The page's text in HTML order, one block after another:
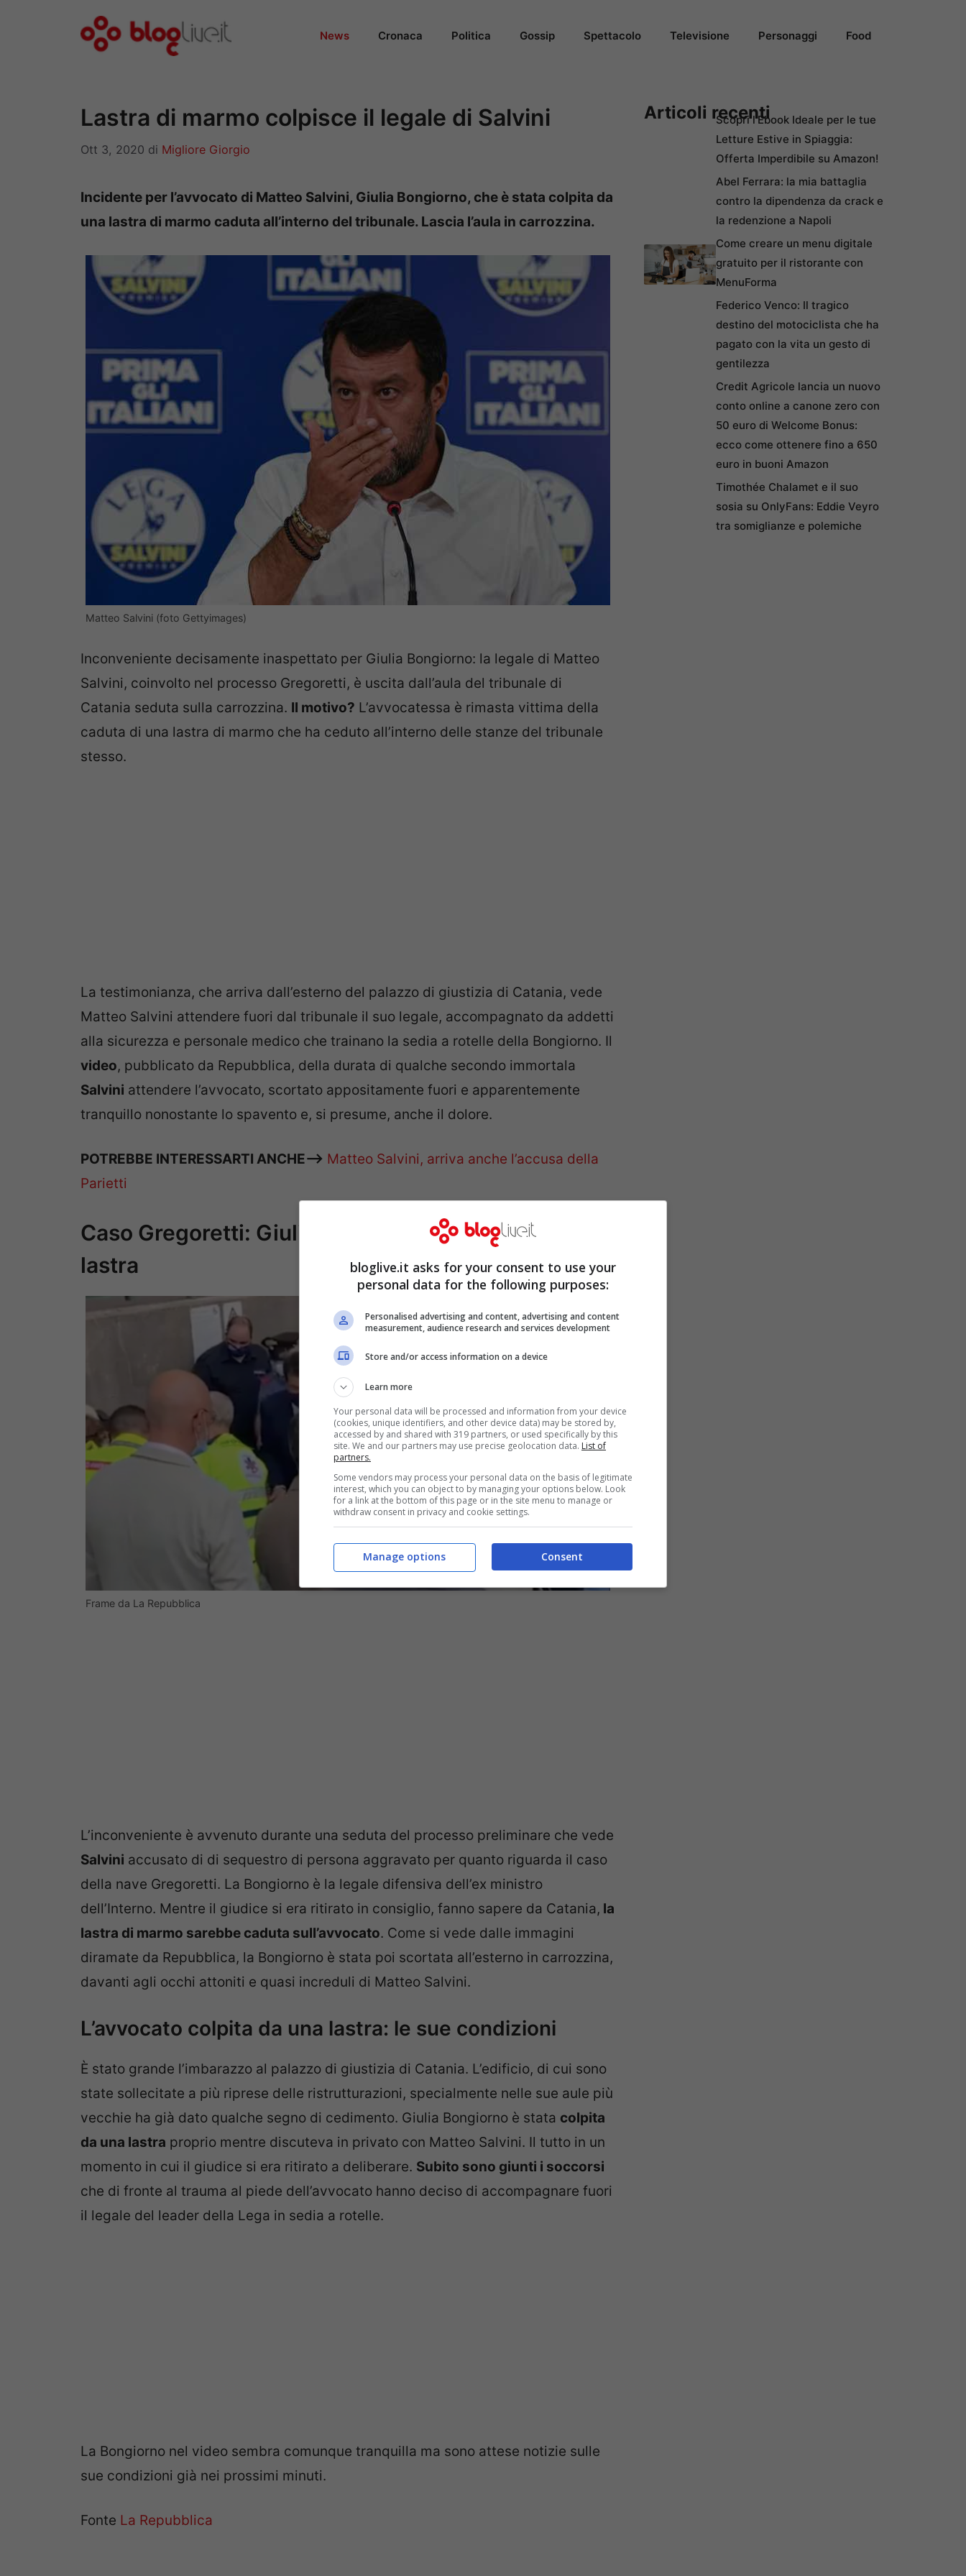
News Cronaca Politica Gossip Spettacolo Televisione Personaggi Food
Lastra di marmo colpisce il legale di Salvini
Ott 3, 2020 di Migliore Giorgio
Incidente per l’avvocato di Matteo Salvini, Giulia Bongiorno, che è stata colpita da
una lastra di marmo caduta all’interno del tribunale. Lascia l’aula in carrozzina.
Matteo Salvini (foto Gettyimages)
Inconveniente decisamente inaspettato per Giulia Bongiorno: la legale di Matteo
Salvini, coinvolto nel processo Gregoretti, è uscita dall’aula del tribunale di
Catania seduta sulla carrozzina. Il motivo? L’avvocatessa è rimasta vittima della
caduta di una lastra di marmo che ha ceduto all’interno delle stanze del tribunale
stesso.
La testimonianza, che arriva dall’esterno del palazzo di giustizia di Catania, vede
Matteo Salvini attendere fuori dal tribunale il suo legale, accompagnato da addetti
alla sicurezza e personale medico che trainano la sedia a rotelle della Bongiorno. Il
video, pubblicato da Repubblica, della durata di qualche secondo immortala
Salvini attendere l’avvocato, scortato appositamente fuori e apparentemente
tranquillo nonostante lo spavento e, si presume, anche il dolore.
POTREBBE INTERESSARTI ANCHE–> Matteo Salvini, arriva anche l’accusa della
Parietti
Caso Gregoretti: Giulia Bongiorno colpita da una
lastra
Frame da La Repubblica
L’inconveniente è avvenuto durante una seduta del processo preliminare che vede
Salvini accusato di di sequestro di persona aggravato per quanto riguarda il caso
della nave Gregoretti. La Bongiorno è la legale difensiva dell’ex ministro
dell’Interno. Mentre il giudice si era ritirato in consiglio, fanno sapere da Catania, la
lastra di marmo sarebbe caduta sull’avvocato. Come si vede dalle immagini
diramate da Repubblica, la Bongiorno è stata poi scortata all’esterno in carrozzina,
davanti agli occhi attoniti e quasi increduli di Matteo Salvini.
L’avvocato colpita da una lastra: le sue condizioni
È stato grande l’imbarazzo al palazzo di giustizia di Catania. L’edificio, di cui sono
state sollecitate a più riprese delle ristrutturazioni, specialmente nelle sue aule più
vecchie ha già dato qualche segno di cedimento. Giulia Bongiorno è stata colpita
da una lastra proprio mentre discuteva in privato con Matteo Salvini. Il tutto in un
momento in cui il giudice si era ritirato a deliberare. Subito sono giunti i soccorsi
che di fronte al trauma al piede dell’avvocato hanno deciso di accompagnare fuori
il legale del leader della Lega in sedia a rotelle.
La Bongiorno nel video sembra comunque tranquilla ma sono attese notizie sulle
sue condizioni già nei prossimi minuti.
Fonte La Repubblica
Articoli recentiScopri l’Ebook Ideale per le tue
Letture Estive in Spiaggia:
Offerta Imperdibile su Amazon!
Abel Ferrara: la mia battaglia
contro la dipendenza da crack e
la redenzione a Napoli
Come creare un menu digitale
gratuito per il ristorante con
MenuForma
Federico Venco: Il tragico
destino del motociclista che ha
pagato con la vita un gesto di
gentilezza
Credit Agricole lancia un nuovo
conto online a canone zero con
50 euro di Welcome Bonus:
ecco come ottenere fino a 650
euro in buoni Amazon
Timothée Chalamet e il suo
sosia su OnlyFans: Eddie Veyro
tra somiglianze e polemiche
bloglive.it asks for your consent to use your
personal data for the following purposes:
Personalised advertising and content, advertising and content
measurement, audience research and services development
Store and/or access information on a device
Learn more
Your personal data will be processed and information from your device
(cookies, unique identifiers, and other device data) may be stored by,
accessed by and shared with 319 partners, or used specifically by this
site. We and our partners may use precise geolocation data. List of
partners.
Some vendors may process your personal data on the basis of legitimate
interest, which you can object to by managing your options below. Look
for a link at the bottom of this page or in the site menu to manage or
withdraw consent in privacy and cookie settings.
Consent
Manage options